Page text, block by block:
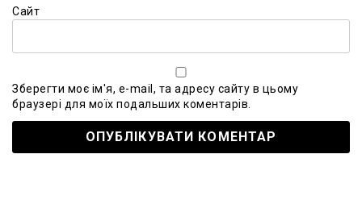
Сайт
Зберегти моє ім'я, e-mail, та адресу сайту в цьому
браузері для моїх подальших коментарів.